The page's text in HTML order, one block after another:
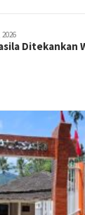
Ditekankan